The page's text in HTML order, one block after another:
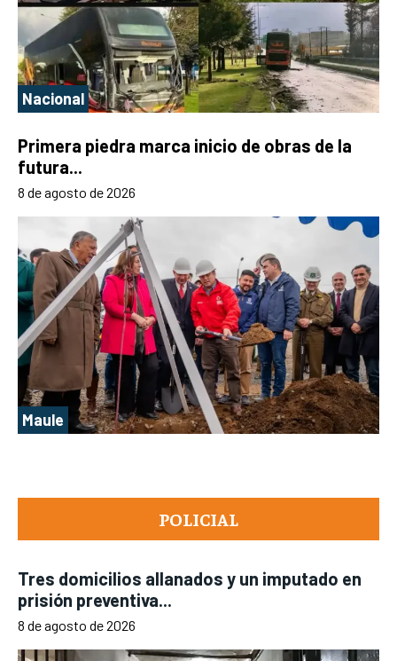
POLICIAL
Tres domicilios allanados y un imputado en
prisión preventiva...
8 de agosto de 2026
Nacional
Primera piedra marca inicio de obras de la
futura...
8 de agosto de 2026
Maule